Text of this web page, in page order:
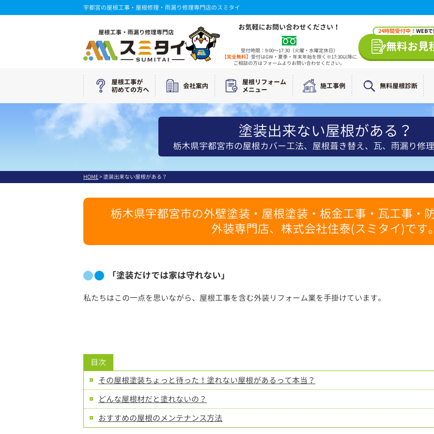
宇都宮の屋根工事・屋根修理・雨漏り修理専門店のスミタイ
屋根工事・雨漏り修理専門店
お気軽にお問い合わせください！
受付時間：9:00～17:30（火曜・水曜定休日）
【完全無料】 受付はGW・夏季・年末年始を除く※17:30以降に
ご相談の方はフォームよりお問い合わせください。
24時間受付中！ WEB
無料お見
屋根工事が
初めての方へ
会社案内
屋根リフォーム
メニュー
施工事例 無料屋根診断
塗装出来ない屋根がある？
栃木県宇都宮市の屋根カバー工法、屋根葺き替え、瓦、雨漏り修
HOME>塗装出来ない屋根がある？
栃木県宇都宮市の外壁塗装・屋根塗装・板金工事・瓦工事・
外装専門店、株式会社住泰(スミタイ)です
「塗装だけでは家は守れない」
私たちはこの一点を思いながら、屋根工事を含む外装リフォーム業を手掛けています。
目次
その屋根塗装ちょっと待った！塗れない屋根があるって本当？
どんな屋根材だと塗れないの？
おすすめの屋根のメンテナンス方法